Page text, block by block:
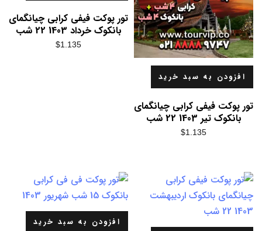
افزودن به سبد خرید
تور پوکت فیفی کرابی چیانگمای
بانکوک تیر 1403 22 شب
$1.135
تور پوکت فیفی کرابی چیانگمای
بانکوک خرداد 1403 22 شب
$1.135
افزودن به سبد خرید